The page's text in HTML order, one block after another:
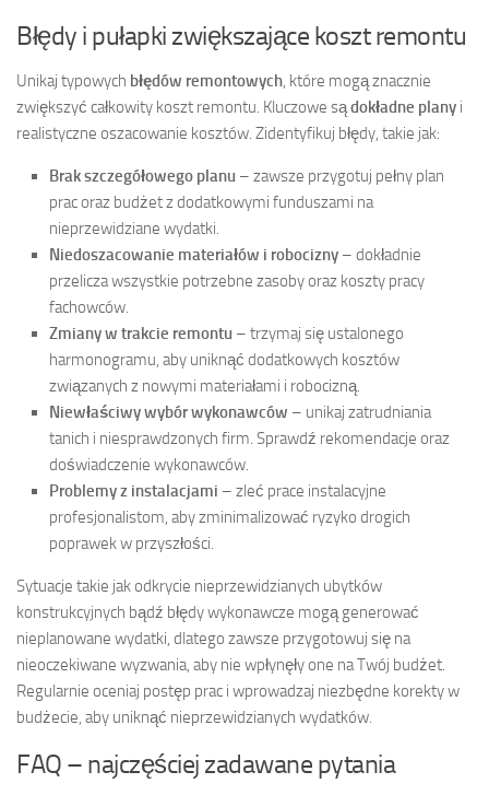
Błędy i pułapki zwiększające koszt remontu
Unikaj typowych błędów remontowych , które mogą znacznie
zwiększyć całkowity koszt remontu. Kluczowe sądokładne plany i
realistyczne oszacowanie kosztów. Zidentyfikuj błędy, takie jak:
Brak szczegółowego planu – zawsze przygotuj pełny plan
prac oraz budżet z dodatkowymi funduszami na
nieprzewidziane wydatki.
Niedoszacowanie materiałów i robocizny – dokładnie
przelicza wszystkie potrzebne zasoby oraz koszty pracy
fachowców.
Zmiany w trakcie remontu – trzymaj się ustalonego
harmonogramu, aby uniknąć dodatkowych kosztów
związanych z nowymi materiałami i robocizną.
Niewłaściwy wybór wykonawców – unikaj zatrudniania
tanich i niesprawdzonych firm. Sprawdź rekomendacje oraz
doświadczenie wykonawców.
Problemy z instalacjami – zleć prace instalacyjne
profesjonalistom, aby zminimalizować ryzyko drogich
poprawek w przyszłości.
Sytuacje takie jak odkrycie nieprzewidzianych ubytków
konstrukcyjnych bądź błędy wykonawcze mogą generować
nieplanowane wydatki, dlatego zawsze przygotowuj się na
nieoczekiwane wyzwania, aby nie wpłynęły one na Twój budżet.
Regularnie oceniaj postęp prac i wprowadzaj niezbędne korekty w
budżecie, aby uniknąć nieprzewidzianych wydatków.
FAQ – najczęściej zadawane pytania